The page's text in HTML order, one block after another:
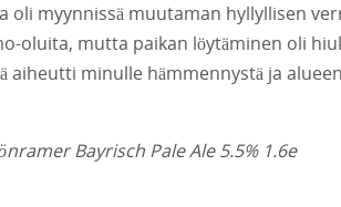
oli myynnissä muutaman hyllyllisen
oluita, mutta paikan löytäminen oli
aiheutti minulle hämmennystä ja
Bayrisch Pale Ale 5.5% 1.6e